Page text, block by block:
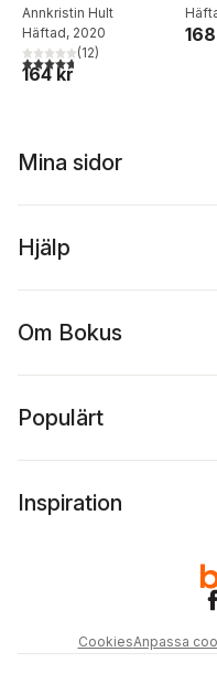
Annkristin Hult
Häftad, 2020
4,7utav 5 stjärnor. Totalt antal
(12)
164 kr
Mina sidor
Hjälp
Om Bokus
Populärt
Inspiration
CookiesAnpassa